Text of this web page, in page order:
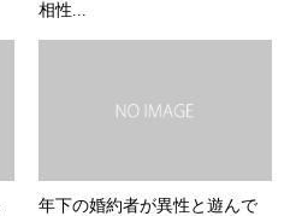
相性...
年下の婚約者が異性と遊んで